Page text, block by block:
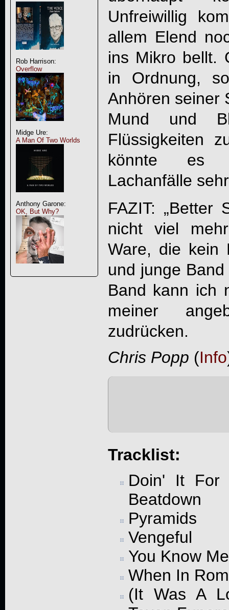
Rob Harrison:
Overflow
Midge Ure:
A Man Of Two Worlds
Anthony Garone:
OK, But Why?
Unfreiwillig
allem Elend
ins Mikro bellt.
in Ordnung,
Anhören seiner
Mund und
Flüssigkeiten
könnte es
Lachanfälle
FAZIT: „Better
nicht viel
Ware, die kein
und junge
Band kann ich
meiner
zudrücken.
Chris Popp (Info
Tracklist:
Doin' It For
Beatdown
Pyramids
Vengeful
You Know Me
When In
(It Was A